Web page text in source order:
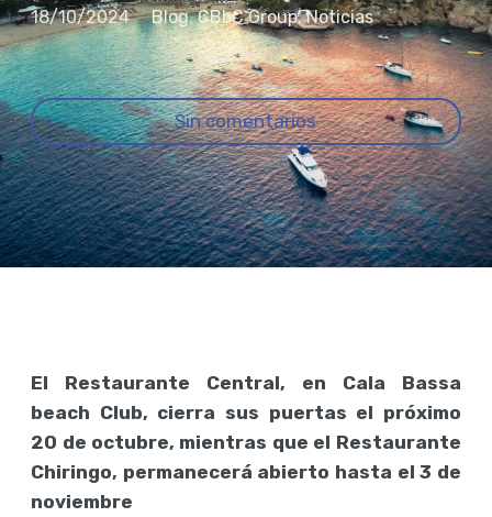
18/10/2024 Blog,CBbC Group,Noticias
Sin comentarios
El Restaurante Central, en Cala Bassa
beach Club, cierra sus puertas el próximo
20 de octubre, mientras que el Restaurante
Chiringo, permanecerá abierto hasta el 3 de
noviembre